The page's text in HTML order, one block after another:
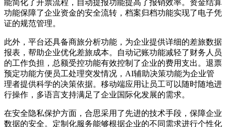
能简化了开票流程，自动提报功能提高了报销效率。资金结算
功能保障了企业资金的安全流转，档案归档功能实现了电子凭
证的规范管理。
此外，平台还具备商旅分析功能，为企业提供详细的差旅数据
报表，帮助企业优化差旅成本。自动记账功能减轻了财务人员
的工作负担，总额受控功能有效控制了企业的费用支出。退票
预定功能方便员工处理突发情况，AI辅助决策功能为企业管
理者提供科学的决策依据。移动端应用让员工可以随时随地进
行操作，多语言支持满足了企业国际化发展的需求。
在安全隐私保护方面，合思采用了先进的技术手段，保障企业
数据的安全。定制化服务能够根据企业的不同需求进行个性化